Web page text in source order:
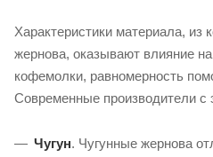
Характеристики материала, из
жернова, оказывают влияние
кофемолки, равномерность
Современные производители с
Чугун. Чугунные жернова